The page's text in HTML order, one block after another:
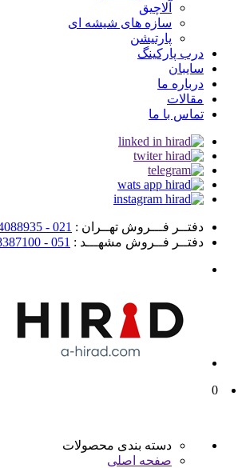
آلاچیق
سازه های شیشه ای
پارتیشن
درب پارکینگ
سایبان
درباره ما
مقالات
تماس با ما
دفتــر فـــروش تهــران : 021 - 44088935
دفتــر فــروش مشهـــد : 051 - 38387100
0
دسته بندی محصولات
صفحه اصلی